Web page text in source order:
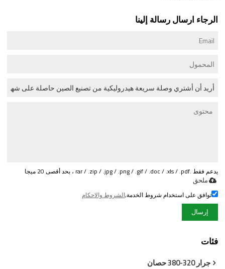
الرجاء ارسال رسالة إلينا
يدعم فقط .rar / .zip / .jpg / .png / .gif / .doc / .xls / .pdf ، بحد أقصى 20 ميجا
ملحق
توافق على استخدام شروط الخدمة,الشروط والاحكام
إرسال
فئات
جرار 320-380 حصان